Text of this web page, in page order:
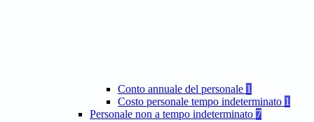
Conto annuale del personale 1
Costo personale tempo indeterminato 1
Personale non a tempo indeterminato 7